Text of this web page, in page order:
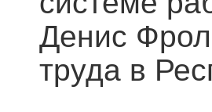
Денис
труда в